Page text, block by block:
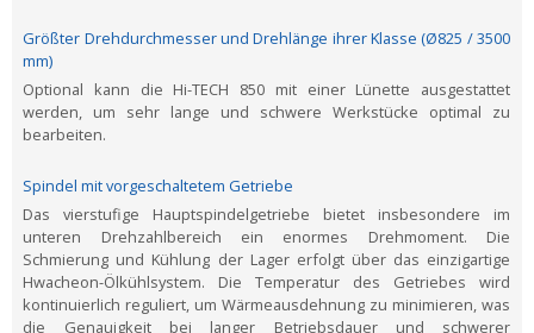
Größter Drehdurchmesser und Drehlänge ihrer Klasse (Ø825 / 3500
mm)
Optional kann die Hi-TECH 850 mit einer Lünette ausgestattet
werden, um sehr lange und schwere Werkstücke optimal zu
bearbeiten.
Spindel mit vorgeschaltetem Getriebe
Das vierstufige Hauptspindelgetriebe bietet insbesondere im
unteren Drehzahlbereich ein enormes Drehmoment. Die
Schmierung und Kühlung der Lager erfolgt über das einzigartige
Hwacheon-Ölkühlsystem. Die Temperatur des Getriebes wird
kontinuierlich reguliert, um Wärmeausdehnung zu minimieren, was
die Genauigkeit bei langer Betriebsdauer und schwerer